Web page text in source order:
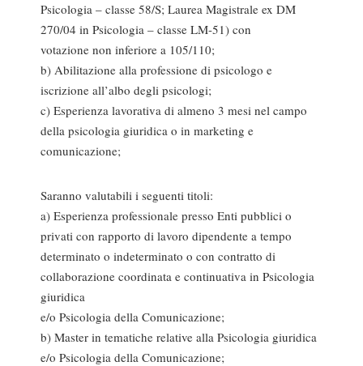
Psicologia – classe 58/S; Laurea Magistrale ex DM
270/04 in Psicologia – classe LM-51) con
votazione non inferiore a 105/110;
b) Abilitazione alla professione di psicologo e
iscrizione all’albo degli psicologi;
c) Esperienza lavorativa di almeno 3 mesi nel campo
della psicologia giuridica o in marketing e
comunicazione;
Saranno valutabili i seguenti titoli:
a) Esperienza professionale presso Enti pubblici o
privati con rapporto di lavoro dipendente a tempo
determinato o indeterminato o con contratto di
collaborazione coordinata e continuativa in Psicologia
giuridica
e/o Psicologia della Comunicazione;
b) Master in tematiche relative alla Psicologia giuridica
e/o Psicologia della Comunicazione;